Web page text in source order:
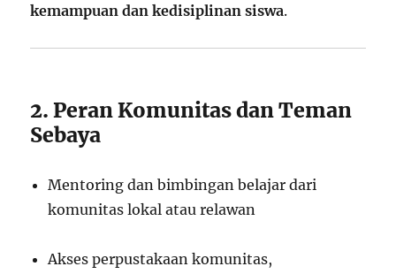
kemampuan dan kedisiplinan siswa.
2. Peran Komunitas dan Teman
Sebaya
Mentoring dan bimbingan belajar dari
komunitas lokal atau relawan
Akses perpustakaan komunitas,